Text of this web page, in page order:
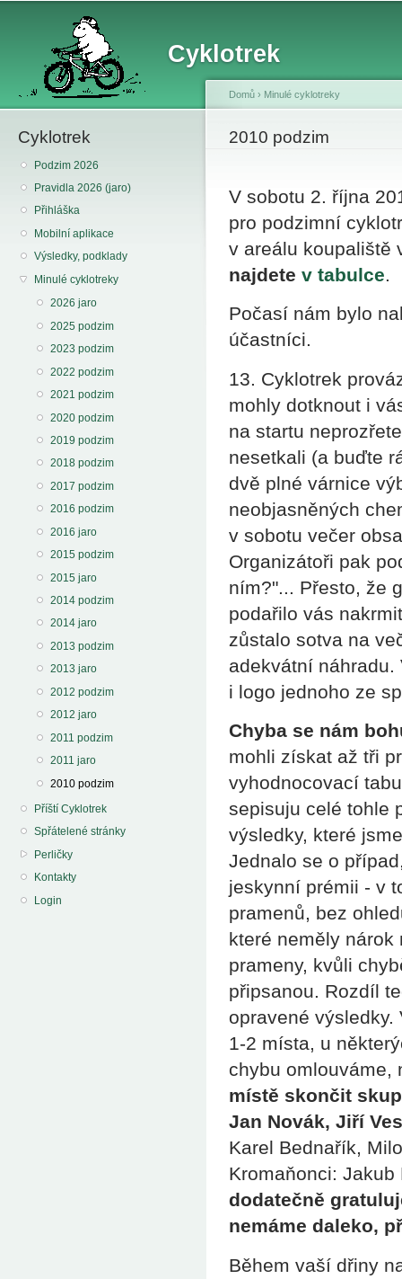
Cyklotrek
Cyklotrek
Podzim 2026
Pravidla 2026 (jaro)
Přihláška
Mobilní aplikace
Výsledky, podklady
Minulé cyklotreky
2026 jaro
2025 podzim
2023 podzim
2022 podzim
2021 podzim
2020 podzim
2019 podzim
2018 podzim
2017 podzim
2016 podzim
2016 jaro
2015 podzim
2015 jaro
2014 podzim
2014 jaro
2013 podzim
2013 jaro
2012 podzim
2012 jaro
2011 podzim
2011 jaro
2010 podzim
Příští Cyklotrek
Spřátelené stránky
Perličky
Kontakty
Login
You are here
Domů › Minulé cyklotreky
2010 podzim
V sobotu 2. října
pro podzimní
v areálu koupaliště
najdete v tabulce.
Počasí nám bylo
účastníci.
13. Cyklotrek
mohly dotknout i
na startu
nesetkali (a buďte
dvě plné várnice
neobjasněných
v sobotu večer
Organizátoři pak
ním?"... Přesto, že
podařilo vás
zůstalo sotva na
adekvátní
i logo jednoho ze
Chyba se nám
mohli získat až tři
vyhodnocovací
sepisuju celé tohle
výsledky, které
Jednalo se o
jeskynní prémii - v
pramenů, bez
které neměly
prameny, kvůli
připsanou. Rozdíl
opravené
1-2 místa, u
chybu
místě skončit
Jan Novák, Jiří
Karel Bednařík,
Kromaňonci:
dodatečně
nemáme daleko,
Během vaší dřiny